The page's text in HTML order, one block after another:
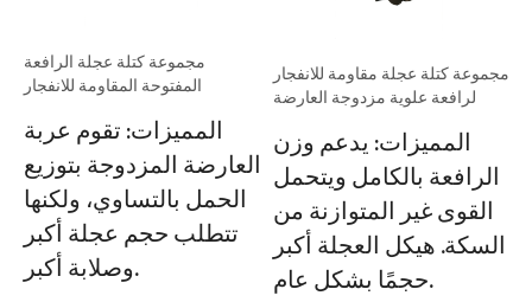
مجموعة كتلة عجلة الرافعة
المفتوحة المقاومة للانفجار
المميزات: تقوم عربة
العارضة المزدوجة بتوزيع
الحمل بالتساوي، ولكنها
تتطلب حجم عجلة أكبر
وصلابة أكبر.
مجموعة كتلة عجلة مقاومة للانفجار
لرافعة علوية مزدوجة العارضة
المميزات: يدعم وزن
الرافعة بالكامل ويتحمل
القوى غير المتوازنة من
السكة. هيكل العجلة أكبر
حجمًا بشكل عام.